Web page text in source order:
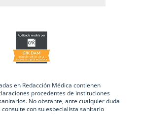
en Redacción Médica contienen
procedentes de instituciones
No obstante, ante cualquier duda
con su especialista sanitario